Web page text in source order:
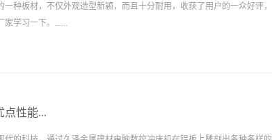
种板材，不仅外观造型新颖，而且十分耐用，收获了用户的一众好评，
家学习一下。......
点性能...